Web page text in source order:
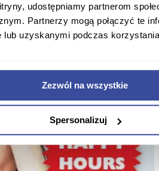
udostępniamy partnerom
Partnerzy mogą połączyć te
uzyskanymi podczas
Zezwól na wszystkie
Spersonalizuj